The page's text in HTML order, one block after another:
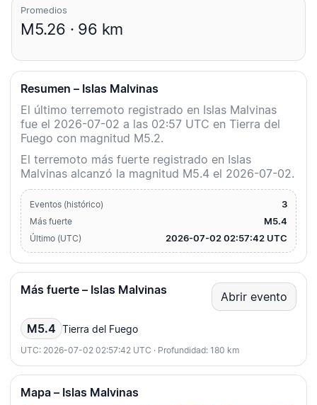
Promedios
M5.26 · 96 km
Resumen – Islas Malvinas
El último terremoto registrado en Islas Malvinas
fue el 2026-07-02 a las 02:57 UTC en Tierra del
Fuego con magnitud M5.2.
El terremoto más fuerte registrado en Islas
Malvinas alcanzó la magnitud M5.4 el 2026-07-02.
Eventos (histórico) 3
Más fuerte M5.4
Último (UTC) 2026-07-02 02:57:42 UTC
Más fuerte – Islas Malvinas Abrir evento
M5.4 Tierra del Fuego
UTC: 2026-07-02 02:57:42 UTC · Profundidad: 180 km
Mapa – Islas Malvinas